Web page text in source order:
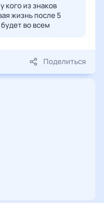
кого из знаков
жизнь после 5
во всем
Поделиться